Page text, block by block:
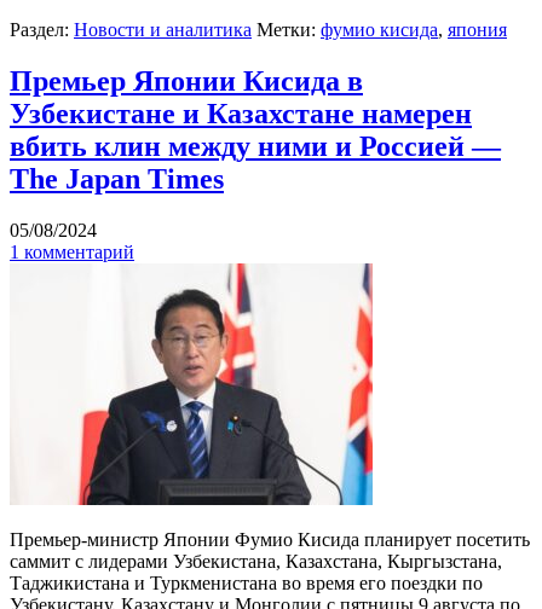
Раздел: Новости и аналитика Метки: фумио кисида, япония
Премьер Японии Кисида в
Узбекистане и Казахстане намерен
вбить клин между ними и Россией —
The Japan Times
05/08/2024
1 комментарий
Премьер-министр Японии Фумио Кисида планирует посетить
саммит с лидерами Узбекистана, Казахстана, Кыргызстана,
Таджикистана и Туркменистана во время его поездки по
Узбекистану, Казахстану и Монголии с пятницы 9 августа по